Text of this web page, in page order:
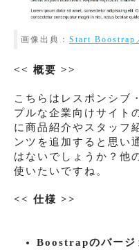
画像出典： Start Boostrap
<< 概要 >>
こちらはレスポンシブ
プルな企業向けサイト
に商品紹介やスタッフ
ンツを追加すると思い
はないでしょうか？他
使いたいですね。
<< 仕様 >>
Boostrapのバー